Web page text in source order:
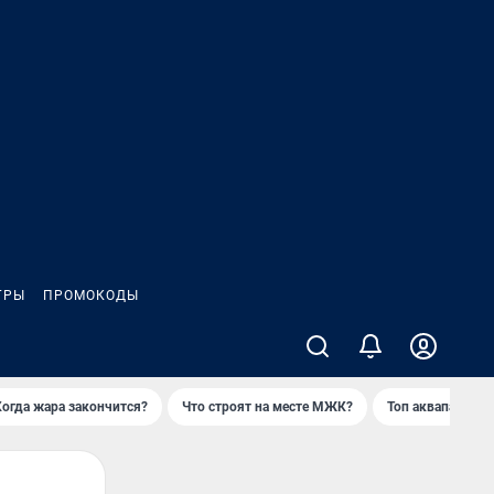
ПРОМОКОДЫ
жара закончится? Что строят на месте МЖК? Топ аквапарков